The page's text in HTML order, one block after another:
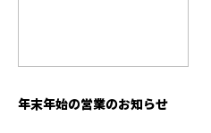
年末年始の営業のお知らせ